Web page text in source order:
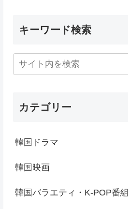
キーワード検索
カテゴリー
韓国ドラマ
韓国映画
韓国バラエティ・K-POP番組